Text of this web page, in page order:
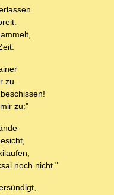
zu.
zu:"
noch nicht."